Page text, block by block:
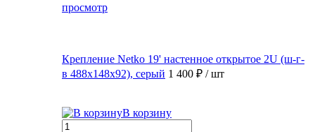
просмотр
Крепление Netko 19' настенное открытое 2U (ш-г-
в 488х148х92), серый 1 400 ₽ / шт
В корзину